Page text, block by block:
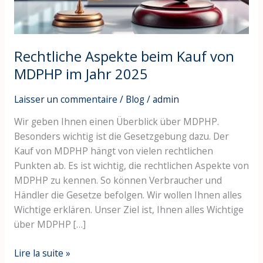
Rechtliche Aspekte beim Kauf von
MDPHP im Jahr 2025
Laisser un commentaire / Blog/admin
Wir geben Ihnen einen Überblick über MDPHP.
Besonders wichtig ist die Gesetzgebung dazu. Der
Kauf von MDPHP hängt von vielen rechtlichen
Punkten ab. Es ist wichtig, die rechtlichen Aspekte von
MDPHP zu kennen. So können Verbraucher und
Händler die Gesetze befolgen. Wir wollen Ihnen alles
Wichtige erklären. Unser Ziel ist, Ihnen alles Wichtige
über MDPHP […]
2025
Lire la suite »